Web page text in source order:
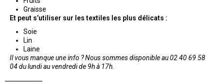
Graisse
Et peut s’utiliser sur les textiles les plus délicats :
Soie
Lin
Laine
Il vous manque une info ? Nous sommes disponible au 02 40 69 58
04 du lundi au vendredi de 9h à 17h.